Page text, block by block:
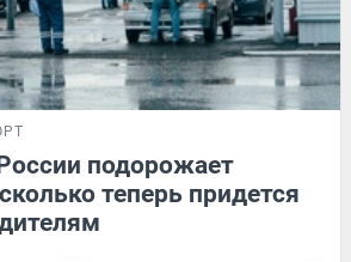
подорожает
теперь придется